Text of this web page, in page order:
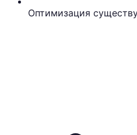
Оптимизация